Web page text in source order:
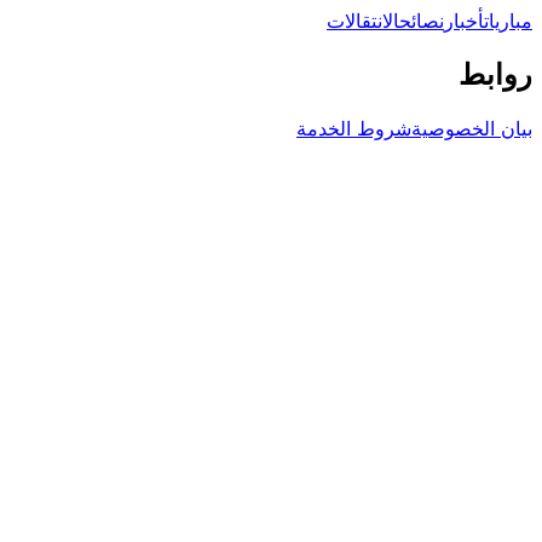
مبارياتأخبار نصائحالانتقالات
روابط
بيان الخصوصيةشروط الخدمة